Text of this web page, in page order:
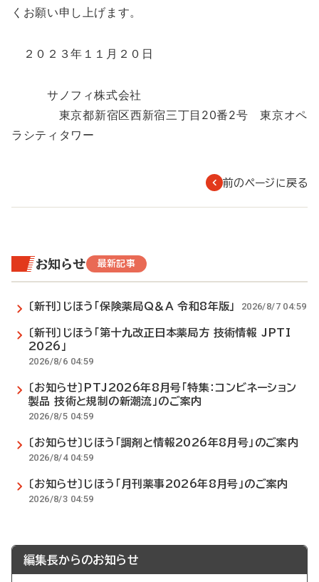
くお願い申し上げます。
２０２３年１１月２０日
サノフィ株式会社
東京都新宿区西新宿三丁目20番2号 東京オペ
ラシティタワー
前のページに戻る
お知らせ 最新記事
〔新刊〕じほう「保険薬局Q＆A 令和8年版」 2026/8/7 04:59
〔新刊〕じほう「第十九改正日本薬局方 技術情報 JPTI
2026」
2026/8/6 04:59
〔お知らせ〕PTJ2026年8月号「特集：コンビネーション
製品 技術と規制の新潮流」のご案内
2026/8/5 04:59
〔お知らせ〕じほう「調剤と情報2026年8月号」のご案内
2026/8/4 04:59
〔お知らせ〕じほう「月刊薬事2026年8月号」のご案内
2026/8/3 04:59
編集長からのお知らせ